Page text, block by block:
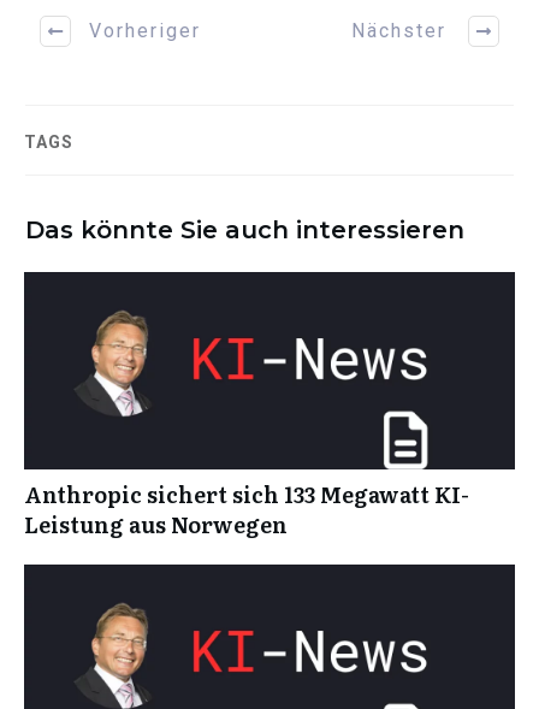
Vorheriger Nächster
TAGS
Das könnte Sie auch interessieren
Anthropic sichert sich 133 Megawatt KI-
Leistung aus Norwegen